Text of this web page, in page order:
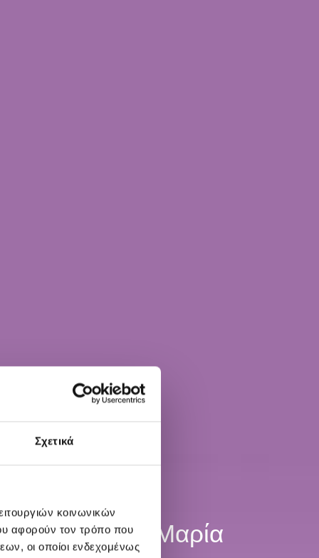
Σχετικά
κοινωνικών
αφορούν τον τρόπο που
οι οποίοι ενδεχομένως
Σχολή Χορού Μαρία